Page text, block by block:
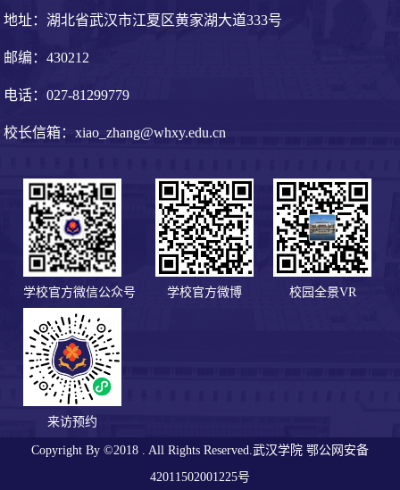
地址：湖北省武汉市江夏区黄家湖大道333号
邮编：430212
电话：027-81299779
校长信箱：xiao_zhang@whxy.edu.cn
学校官方微信公众号 学校官方微博 校园全景VR
来访预约
Copyright By ©2018 . All Rights Reserved.武汉学院 鄂公网安备
42011502001225号